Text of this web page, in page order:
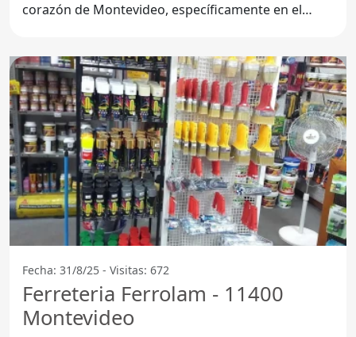
corazón de Montevideo, específicamente en el
Fecha: 31/8/25 - Visitas: 672
Ferreteria Ferrolam - 11400
Montevideo